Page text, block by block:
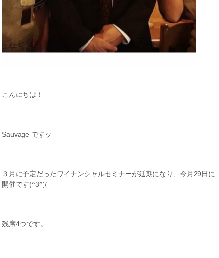
こんにちは！
Sauvage ですッ
３月に予定だったワイナンシャルセミナーが延期になり、今月29日に
開催です(^3^)/
残席4つです。